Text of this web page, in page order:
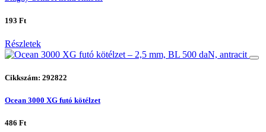
193 Ft
Részletek
Cikkszám: 292822
Ocean 3000 XG futó kötélzet
486 Ft